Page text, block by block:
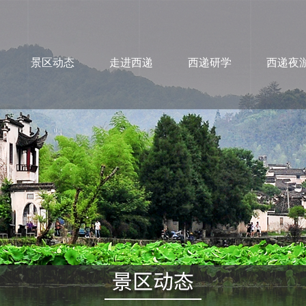
景区动态 走进西递 西递研学 西递夜